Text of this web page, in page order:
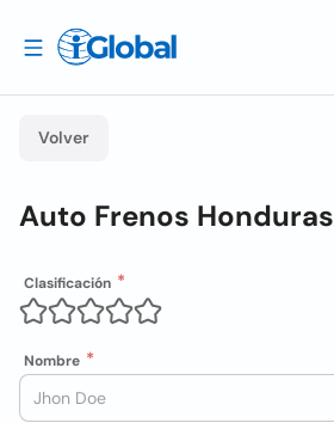
Volver
Auto Frenos Honduras
Clasificación
Nombre